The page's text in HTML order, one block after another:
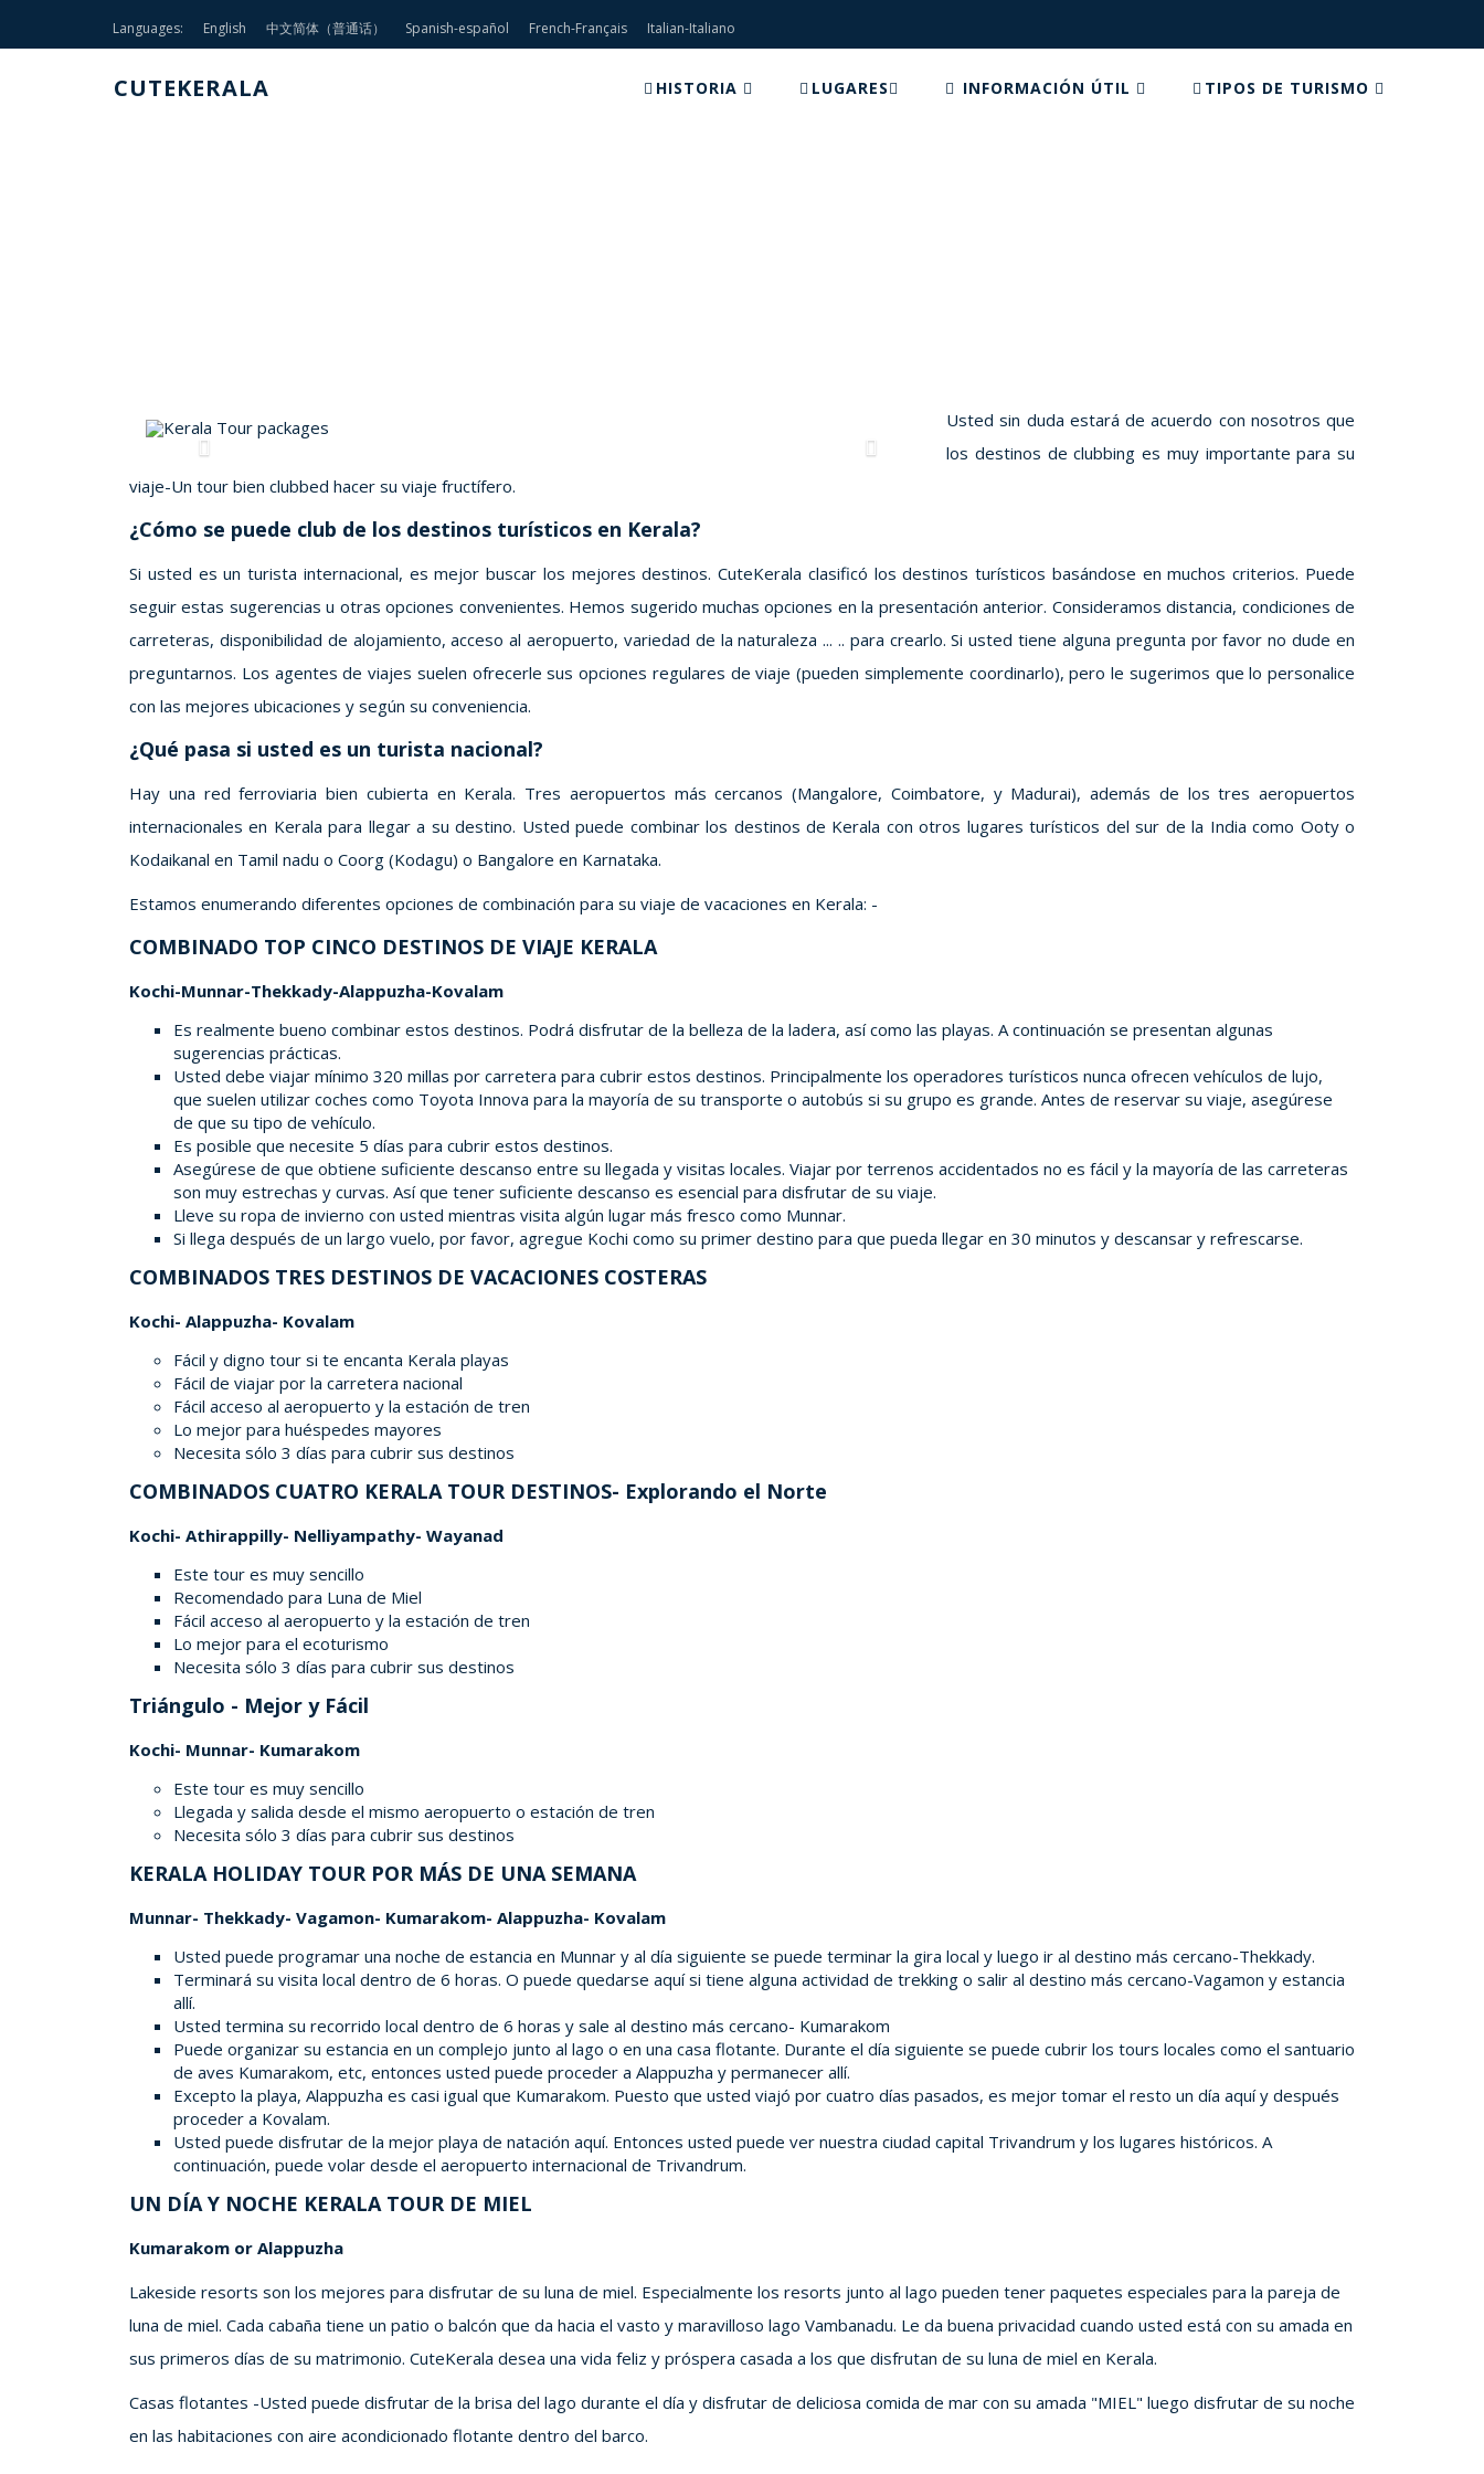
Languages: English 中文简体（普通话） Spanish-español French-Français Italian-Italiano
CUTEKERALA HISTORIA LUGARES INFORMACIÓN ÚTIL TIPOS DE TURISMO
Previous
Usted sin duda estará de acuerdo con nosotros que
los destinos de clubbing es muy importante para su
viaje-Un tour bien clubbed hacer su viaje fructífero.
¿Cómo se puede club de los destinos turísticos en Kerala?
Si usted es un turista internacional, es mejor buscar los mejores destinos. CuteKerala clasificó los destinos turísticos basándose en muchos criterios. Puede
seguir estas sugerencias u otras opciones convenientes. Hemos sugerido muchas opciones en la presentación anterior. Consideramos distancia, condiciones de
carreteras, disponibilidad de alojamiento, acceso al aeropuerto, variedad de la naturaleza ... .. para crearlo. Si usted tiene alguna pregunta por favor no dude en
preguntarnos. Los agentes de viajes suelen ofrecerle sus opciones regulares de viaje (pueden simplemente coordinarlo), pero le sugerimos que lo personalice
con las mejores ubicaciones y según su conveniencia.
¿Qué pasa si usted es un turista nacional?
Hay una red ferroviaria bien cubierta en Kerala. Tres aeropuertos más cercanos (Mangalore, Coimbatore, y Madurai), además de los tres aeropuertos
internacionales en Kerala para llegar a su destino. Usted puede combinar los destinos de Kerala con otros lugares turísticos del sur de la India como Ooty o
Kodaikanal en Tamil nadu o Coorg (Kodagu) o Bangalore en Karnataka.
Estamos enumerando diferentes opciones de combinación para su viaje de vacaciones en Kerala: -
COMBINADO TOP CINCO DESTINOS DE VIAJE KERALA
Kochi-Munnar-Thekkady-Alappuzha-Kovalam
Es realmente bueno combinar estos destinos. Podrá disfrutar de la belleza de la ladera, así como las playas. A continuación se presentan algunas
sugerencias prácticas.
Usted debe viajar mínimo 320 millas por carretera para cubrir estos destinos. Principalmente los operadores turísticos nunca ofrecen vehículos de lujo,
que suelen utilizar coches como Toyota Innova para la mayoría de su transporte o autobús si su grupo es grande. Antes de reservar su viaje, asegúrese
de que su tipo de vehículo.
Es posible que necesite 5 días para cubrir estos destinos.
Asegúrese de que obtiene suficiente descanso entre su llegada y visitas locales. Viajar por terrenos accidentados no es fácil y la mayoría de las carreteras
son muy estrechas y curvas. Así que tener suficiente descanso es esencial para disfrutar de su viaje.
Lleve su ropa de invierno con usted mientras visita algún lugar más fresco como Munnar.
Si llega después de un largo vuelo, por favor, agregue Kochi como su primer destino para que pueda llegar en 30 minutos y descansar y refrescarse.
COMBINADOS TRES DESTINOS DE VACACIONES COSTERAS
Kochi- Alappuzha- Kovalam
Fácil y digno tour si te encanta Kerala playas
Fácil de viajar por la carretera nacional
Fácil acceso al aeropuerto y la estación de tren
Lo mejor para huéspedes mayores
Necesita sólo 3 días para cubrir sus destinos
COMBINADOS CUATRO KERALA TOUR DESTINOS- Explorando el Norte
Kochi- Athirappilly- Nelliyampathy- Wayanad
Este tour es muy sencillo
Recomendado para Luna de Miel
Fácil acceso al aeropuerto y la estación de tren
Lo mejor para el ecoturismo
Necesita sólo 3 días para cubrir sus destinos
Triángulo - Mejor y Fácil
Kochi- Munnar- Kumarakom
Este tour es muy sencillo
Llegada y salida desde el mismo aeropuerto o estación de tren
Necesita sólo 3 días para cubrir sus destinos
KERALA HOLIDAY TOUR POR MÁS DE UNA SEMANA
Munnar- Thekkady- Vagamon- Kumarakom- Alappuzha- Kovalam
Usted puede programar una noche de estancia en Munnar y al día siguiente se puede terminar la gira local y luego ir al destino más cercano-Thekkady.
Terminará su visita local dentro de 6 horas. O puede quedarse aquí si tiene alguna actividad de trekking o salir al destino más cercano-Vagamon y estancia
allí.
Usted termina su recorrido local dentro de 6 horas y sale al destino más cercano- Kumarakom
Puede organizar su estancia en un complejo junto al lago o en una casa flotante. Durante el día siguiente se puede cubrir los tours locales como el santuario
de aves Kumarakom, etc, entonces usted puede proceder a Alappuzha y permanecer allí.
Excepto la playa, Alappuzha es casi igual que Kumarakom. Puesto que usted viajó por cuatro días pasados, es mejor tomar el resto un día aquí y después
proceder a Kovalam.
Usted puede disfrutar de la mejor playa de natación aquí. Entonces usted puede ver nuestra ciudad capital Trivandrum y los lugares históricos. A
continuación, puede volar desde el aeropuerto internacional de Trivandrum.
UN DÍA Y NOCHE KERALA TOUR DE MIEL
Kumarakom or Alappuzha
Lakeside resorts son los mejores para disfrutar de su luna de miel. Especialmente los resorts junto al lago pueden tener paquetes especiales para la pareja de
luna de miel. Cada cabaña tiene un patio o balcón que da hacia el vasto y maravilloso lago Vambanadu. Le da buena privacidad cuando usted está con su amada en
sus primeros días de su matrimonio. CuteKerala desea una vida feliz y próspera casada a los que disfrutan de su luna de miel en Kerala.
Casas flotantes -Usted puede disfrutar de la brisa del lago durante el día y disfrutar de deliciosa comida de mar con su amada "MIEL" luego disfrutar de su noche
en las habitaciones con aire acondicionado flotante dentro del barco.